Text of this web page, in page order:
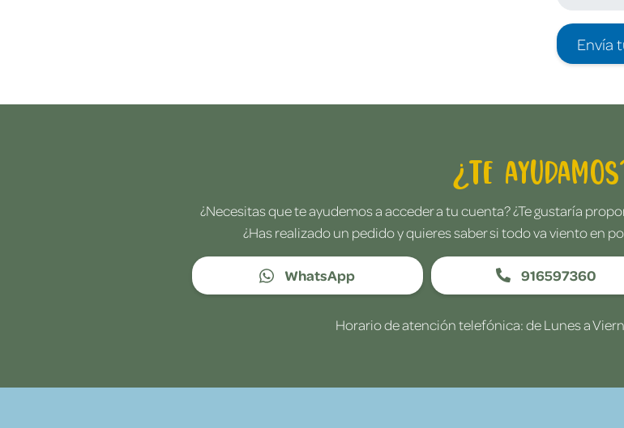
Envía
¿Te
¿Necesitas que te ayudemos a acceder a tu cuenta? ¿Te gustaría
¿Has realizado un pedido y quieres saber si todo va viento en
WhatsApp 916597360
Horario de atención telefónica: de Lunes a